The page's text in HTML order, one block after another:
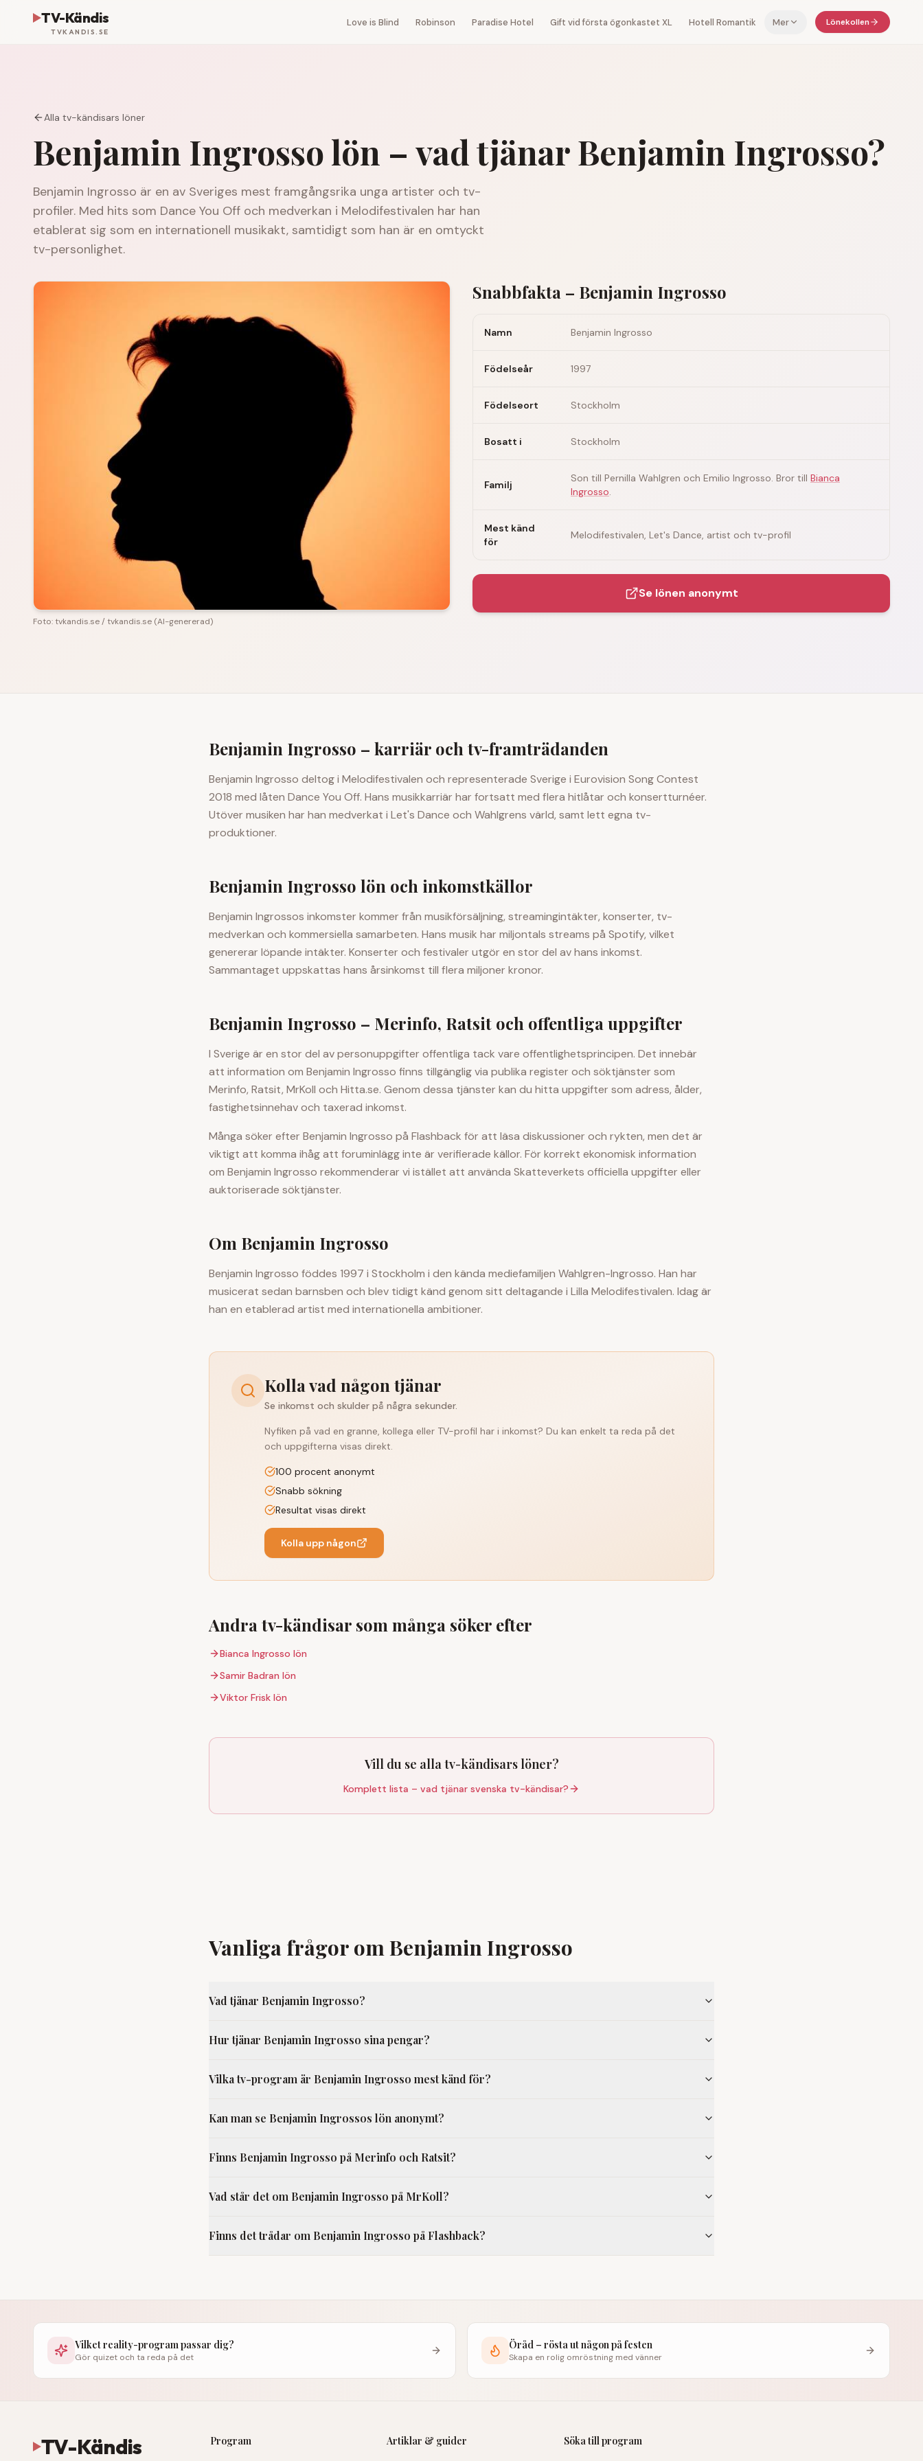
TV-Kändis
TVKANDIS.SE
Love is Blind Robinson Paradise Hotel Gift vid första ögonkastet XL Hotell Romantik Mer Lönekollen
Alla tv-kändisars löner
Benjamin Ingrossolön – vad tjänarBenjamin Ingrosso?
Benjamin Ingrosso är en av Sveriges mest framgångsrika unga artister och tv-
profiler. Med hits som Dance You Off och medverkan i Melodifestivalen har han
etablerat sig som en internationell musikakt, samtidigt som han är en omtyckt
tv-personlighet.
Foto: tvkandis.se/ tvkandis.se (AI-genererad)
Snabbfakta – Benjamin Ingrosso
Namn Benjamin Ingrosso
Födelseår 1997
Födelseort Stockholm
Bosatt i Stockholm
Familj
Son till Pernilla Wahlgren och Emilio Ingrosso. Bror till Bianca
Ingrosso.
Mest känd
för
Melodifestivalen, Let's Dance, artist och tv-profil
Se lönen anonymt
Benjamin Ingrosso – karriär och tv-framträdanden
Benjamin Ingrosso deltog i Melodifestivalen och representerade Sverige i Eurovision Song Contest
2018 med låten Dance You Off. Hans musikkarriär har fortsatt med flera hitlåtar och konsertturnéer.
Utöver musiken har han medverkat i Let's Dance och Wahlgrens värld, samt lett egna tv-
produktioner.
Benjamin Ingrosso lön och inkomstkällor
Benjamin Ingrossos inkomster kommer från musikförsäljning, streamingintäkter, konserter, tv-
medverkan och kommersiella samarbeten. Hans musik har miljontals streams på Spotify, vilket
genererar löpande intäkter. Konserter och festivaler utgör en stor del av hans inkomst.
Sammantaget uppskattas hans årsinkomst till flera miljoner kronor.
Benjamin Ingrosso – Merinfo, Ratsit och offentliga uppgifter
I Sverige är en stor del av personuppgifter offentliga tack vare offentlighetsprincipen. Det innebär
att information om Benjamin Ingrosso finns tillgänglig via publika register och söktjänster som
Merinfo, Ratsit, MrKoll och Hitta.se. Genom dessa tjänster kan du hitta uppgifter som adress, ålder,
fastighetsinnehav och taxerad inkomst.
Många söker efter Benjamin Ingrosso på Flashback för att läsa diskussioner och rykten, men det är
viktigt att komma ihåg att foruminlägg inte är verifierade källor. För korrekt ekonomisk information
om Benjamin Ingrosso rekommenderar vi istället att använda Skatteverkets officiella uppgifter eller
auktoriserade söktjänster.
Om Benjamin Ingrosso
Benjamin Ingrosso föddes 1997 i Stockholm i den kända mediefamiljen Wahlgren-Ingrosso. Han har
musicerat sedan barnsben och blev tidigt känd genom sitt deltagande i Lilla Melodifestivalen. Idag är
han en etablerad artist med internationella ambitioner.
Kolla vad någon tjänar
Se inkomst och skulder på några sekunder.
Nyfiken på vad en granne, kollega eller TV-profil har i inkomst? Du kan enkelt ta reda på det
och uppgifterna visas direkt.
100 procent anonymt
Snabb sökning
Resultat visas direkt
Kolla upp någon
Andra tv-kändisar som många söker efter
Bianca Ingrosso lön
Samir Badran lön
Viktor Frisk lön
Vill du se alla tv-kändisars löner?
Komplett lista – vad tjänar svenska tv-kändisar?
Vanliga frågor om Benjamin Ingrosso
Vad tjänar Benjamin Ingrosso?
Hur tjänar Benjamin Ingrosso sina pengar?
Vilka tv-program är Benjamin Ingrosso mest känd för?
Kan man se Benjamin Ingrossos lön anonymt?
Finns Benjamin Ingrosso på Merinfo och Ratsit?
Vad står det om Benjamin Ingrosso på MrKoll?
Finns det trådar om Benjamin Ingrosso på Flashback?
Vilket reality-program passar dig?
Gör quizet och ta reda på det
Öråd – rösta ut någon på festen
Skapa en rolig omröstning med vänner
TV-Kändis Program Artiklar & guider Söka till program